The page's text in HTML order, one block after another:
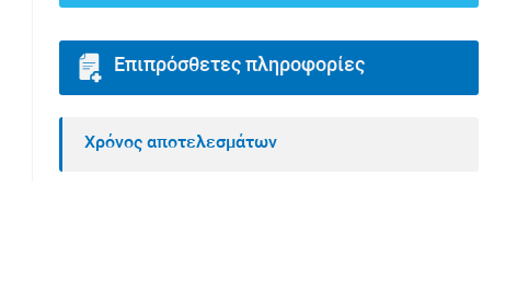
Επιπρόσθετες πληροφορίες
Χρόνος αποτελεσμάτων